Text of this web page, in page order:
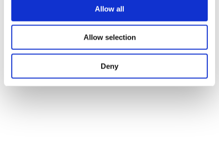
Allow all
Allow selection
Deny
Scene